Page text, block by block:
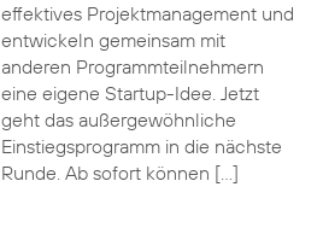
effektives Projektmanagement und
entwickeln gemeinsam mit
anderen Programmteilnehmern
eine eigene Startup-Idee. Jetzt
geht das außergewöhnliche
Einstiegsprogramm in die nächste
Runde. Ab sofort können […]